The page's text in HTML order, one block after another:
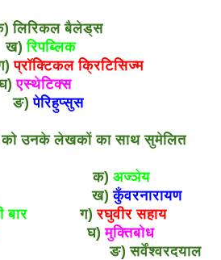
बैलेड्स
रिपब्लिक
प्रॉक्टिकल क्रिटिसिज्म
एस्थेटिक्स
पेरिहुप्सुस
को उनके लेखकों का साथ सुमेलित
अज्ञेय
कुँवरनारायण
बार ग)रघुवीर सहाय
मुक्तिबोध